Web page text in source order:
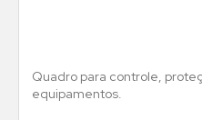
Quadro para controle,
equipamentos.